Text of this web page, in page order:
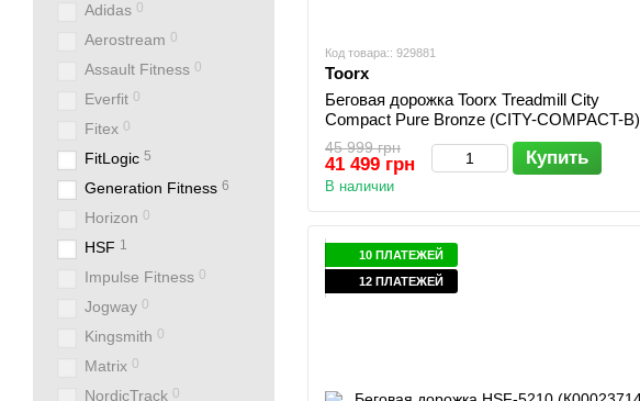
Код товара:: 929881
Toorx
Беговая дорожка Toorx Treadmill City
Compact Pure Bronze (CITY-COMPACT-B)
45 999 грн
41 499 грн Купить
В наличии
10 ПЛАТЕЖЕЙ
12 ПЛАТЕЖЕЙ
Adidas 0
Aerostream 0
Assault Fitness 0
Everfit 0
Fitex 0
FitLogic 5
Generation Fitness 6
Horizon 0
HSF 1
Impulse Fitness 0
Jogway 0
Kingsmith 0
Matrix 0
NordicTrack 0